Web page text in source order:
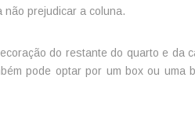
não prejudicar a coluna.
do restante do quarto e da
pode optar por um box ou uma